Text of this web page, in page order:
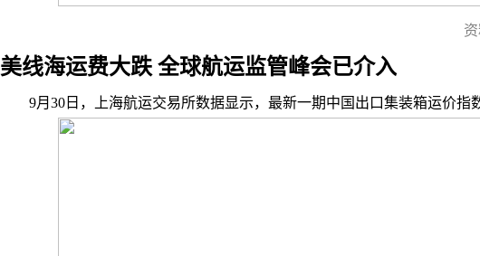
美线海运费大跌 全球航运监管峰会已介入
9月30日，上海航运交易所数据显示，最新一期中国出口集装箱运价指